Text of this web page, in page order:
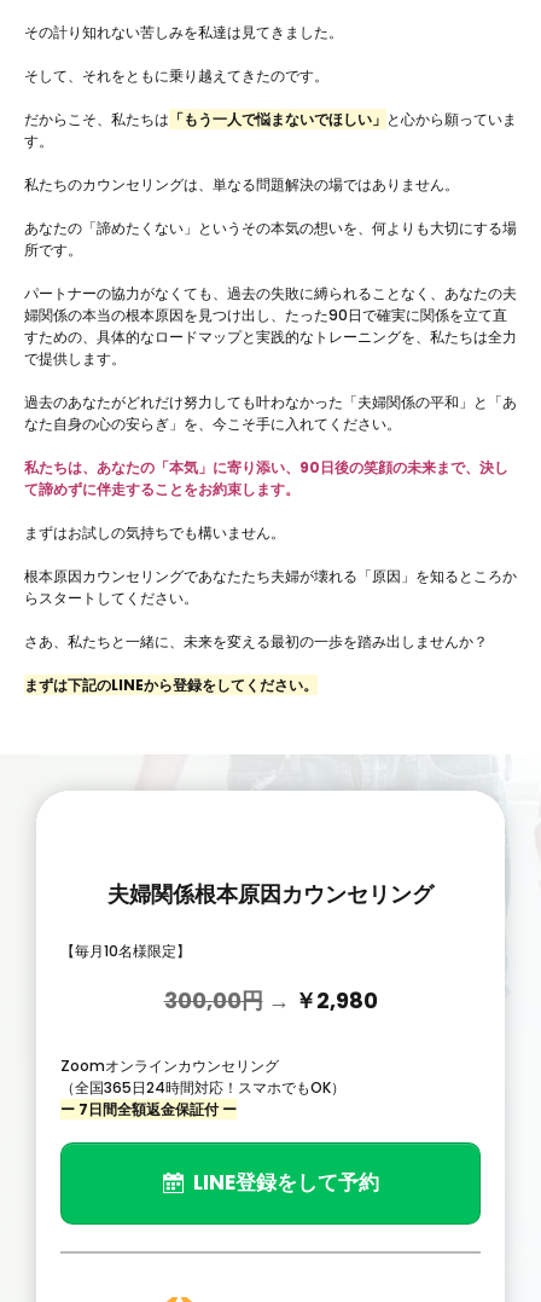
その計り知れない苦しみを私達は見てきました。
そして、それをともに乗り越えてきたのです。
だからこそ、私たちは 「もう一人で悩まないでほしい」 と心から願っていま
す。
私たちのカウンセリングは、単なる問題解決の場ではありません。
あなたの「諦めたくない」というその本気の想いを、何よりも大切にする場
所です。
パートナーの協力がなくても、過去の失敗に縛られることなく、あなたの夫
婦関係の本当の根本原因を見つけ出し、たった90日で確実に関係を立て直
すための、具体的なロードマップと実践的なトレーニングを、私たちは全力
で提供します。
過去のあなたがどれだけ努力しても叶わなかった「夫婦関係の平和」と「あ
なた自身の心の安らぎ」を、今こそ手に入れてください。
私たちは、あなたの「本気」に寄り添い、90日後の笑顔の未来まで、決し
て諦めずに伴走することをお約束します。
まずはお試しの気持ちでも構いません。
根本原因カウンセリングであなたたち夫婦が壊れる「原因」を知るところか
らスタートしてください。
さあ、私たちと一緒に、未来を変える最初の一歩を踏み出しませんか？
まずは下記のLINEから登録をしてください。
夫婦関係根本原因カウンセリング
【毎月10名様限定】
300,00円→ ￥2,980
Zoomオンラインカウンセリング
（全国365日24時間対応！スマホでもOK）
ー 7日間全額返金保証付 ー
LINE登録をして予約